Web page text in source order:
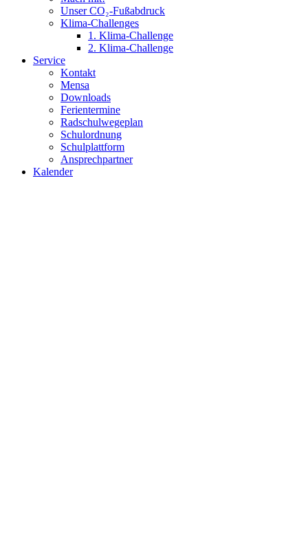
Unser CO₂-Fußabdruck
Klima-Challenges
1. Klima-Challenge
2. Klima-Challenge
Service
Kontakt
Mensa
Downloads
Ferientermine
Radschulwegeplan
Schulordnung
Schulplattform
Ansprechpartner
Kalender